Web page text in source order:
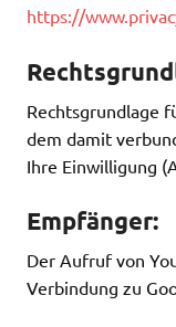
https://
Rechtsgrundlage
dem damit
Ihre Einwilligung
Empfänger:
Der Aufruf von
Verbindung zu